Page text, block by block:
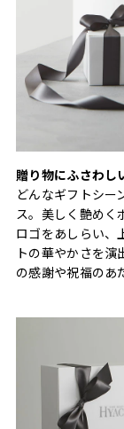
贈り物にふさわし
どんなギフトシー
ス。美しく艶めく
ロゴをあしらい、
トの華やかさを
の感謝や祝福のあ